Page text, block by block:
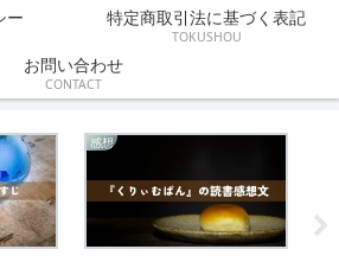
ー 特定商取引法に基づく表記
TOKUSHOU
お問い合わせ
CONTACT
感想